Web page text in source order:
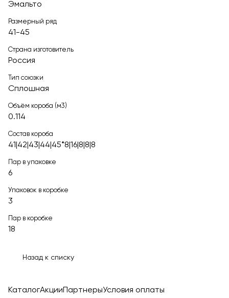
Эмальто
Размерный ряд
41-45
Страна изготовитель
Россия
Тип союзки
Сплошная
Объём короба (м3)
0.114
Состав короба
41|42|43|44|45*8|16|8|8|8
Пар в упаковке
6
Упаковок в коробке
3
Пар в коробке
18
Назад к списку
КаталогАкции ПартнерыУсловия оплаты